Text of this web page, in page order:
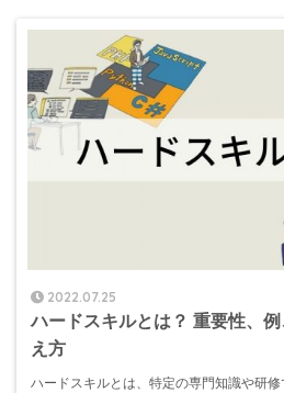
2022.07.25
ハードスキルとは？ 重要性、
え方
ハードスキルとは、特定の専門知識や研